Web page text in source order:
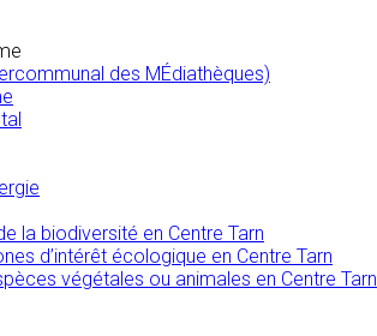
des MÉdiathèques)
la biodiversité en Centre Tarn
d’intérêt écologique en Centre Tarn
végétales ou animales en Centre Tarn